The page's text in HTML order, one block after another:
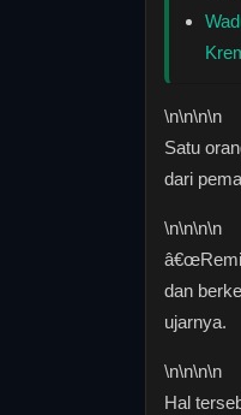
\n\n\n\n
Satu
dari
\n\n\n\n
dan
ujarnya.
\n\n\n\n
Hal